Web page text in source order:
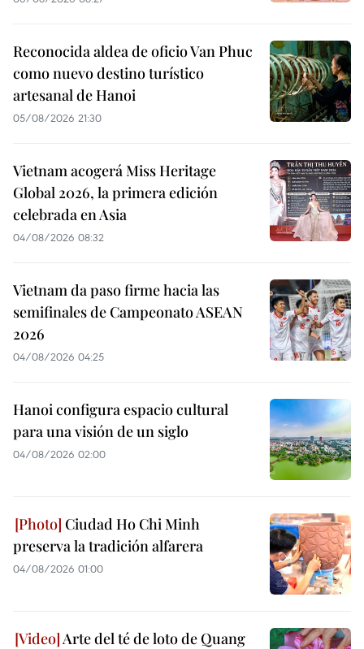
Reconocida aldea de oficio Van Phuc
como nuevo destino turístico
artesanal de Hanoi
05/08/2026 21:30
Vietnam acogerá Miss Heritage
Global 2026, la primera edición
celebrada en Asia
04/08/2026 08:32
Vietnam da paso firme hacia las
semifinales de Campeonato ASEAN
2026
04/08/2026 04:25
Hanoi configura espacio cultural
para una visión de un siglo
04/08/2026 02:00
Ciudad Ho Chi Minh
preserva la tradición alfarera
04/08/2026 01:00
Arte del té de loto de Quang